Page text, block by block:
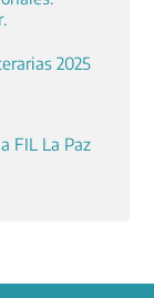
2025
FIL La Paz